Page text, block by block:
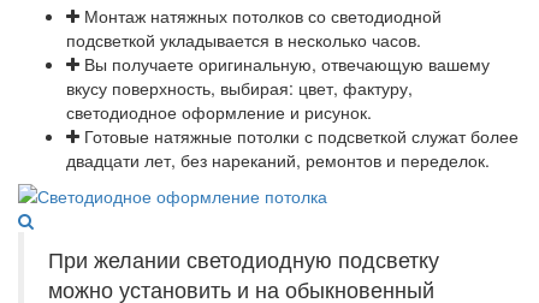
Монтаж натяжных потолков со светодиодной
подсветкой укладывается в несколько часов.
Вы получаете оригинальную, отвечающую вашему
вкусу поверхность, выбирая: цвет, фактуру,
светодиодное оформление и рисунок.
Готовые натяжные потолки с подсветкой служат более
двадцати лет, без нареканий, ремонтов и переделок.
При желании светодиодную подсветку
можно установить и на обыкновенный